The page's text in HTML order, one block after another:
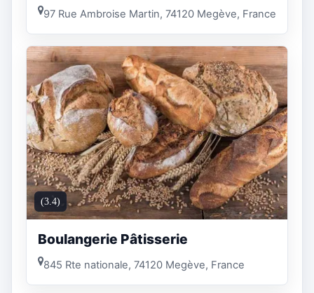
97 Rue Ambroise Martin, 74120 Megève, France
(3.4)
Boulangerie Pâtisserie
845 Rte nationale, 74120 Megève, France